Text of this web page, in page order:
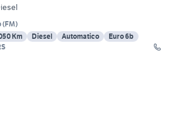
(FM)
Km Diesel Automatico
Euro 6b